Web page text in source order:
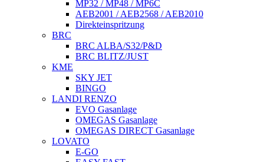
MP32 / MP48 / MP6C
AEB2001 / AEB2568 / AEB2010
Direkteinspritzung
BRC
BRC ALBA/S32/P&D
BRC BLITZ/JUST
KME
SKY JET
BINGO
LANDI RENZO
EVO Gasanlage
OMEGAS Gasanlage
OMEGAS DIRECT Gasanlage
LOVATO
E-GO